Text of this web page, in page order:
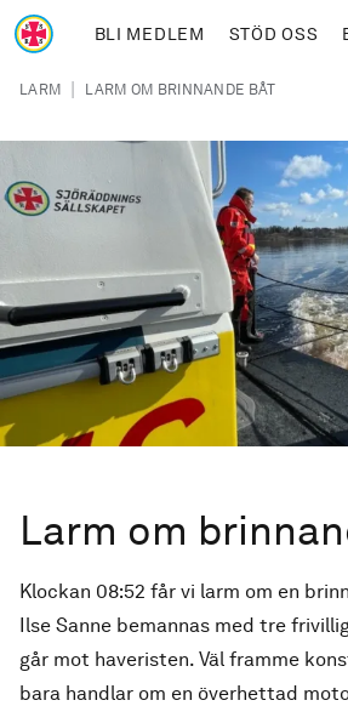
Hoppa till huvudinnehåll
BLI MEDLEM STÖD OSS
Länkstig
LARM | LARM OM BRINNANDE BÅT
Larm om
Klockan 08:52 får vi larm om en
Ilse Sanne bemannas med tre
går mot haveristen. Väl framme
bara handlar om en överhettad